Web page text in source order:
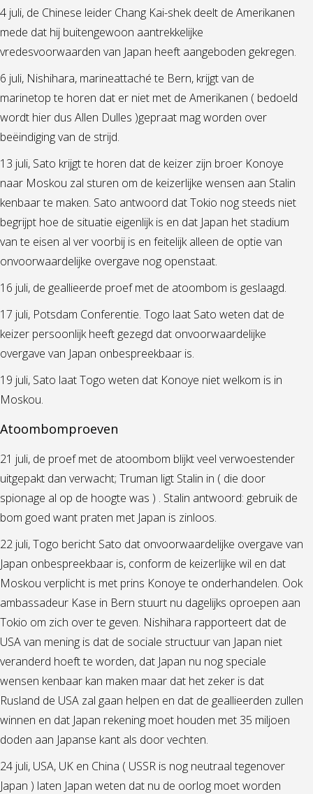
4 juli, de Chinese leider Chang Kai-shek deelt de Amerikanen
mede dat hij buitengewoon aantrekkelijke
vredesvoorwaarden van Japan heeft aangeboden gekregen.
6 juli, Nishihara, marineattaché te Bern, krijgt van de
marinetop te horen dat er niet met de Amerikanen ( bedoeld
wordt hier dus Allen Dulles )gepraat mag worden over
beëindiging van de strijd.
13 juli, Sato krijgt te horen dat de keizer zijn broer Konoye
naar Moskou zal sturen om de keizerlijke wensen aan Stalin
kenbaar te maken. Sato antwoord dat Tokio nog steeds niet
begrijpt hoe de situatie eigenlijk is en dat Japan het stadium
van te eisen al ver voorbij is en feitelijk alleen de optie van
onvoorwaardelijke overgave nog openstaat.
16 juli, de geallieerde proef met de atoombom is geslaagd.
17 juli, Potsdam Conferentie. Togo laat Sato weten dat de
keizer persoonlijk heeft gezegd dat onvoorwaardelijke
overgave van Japan onbespreekbaar is.
19 juli, Sato laat Togo weten dat Konoye niet welkom is in
Moskou.
Atoombomproeven
21 juli, de proef met de atoombom blijkt veel verwoestender
uitgepakt dan verwacht; Truman ligt Stalin in ( die door
spionage al op de hoogte was ) . Stalin antwoord: gebruik de
bom goed want praten met Japan is zinloos.
22 juli, Togo bericht Sato dat onvoorwaardelijke overgave van
Japan onbespreekbaar is, conform de keizerlijke wil en dat
Moskou verplicht is met prins Konoye te onderhandelen. Ook
ambassadeur Kase in Bern stuurt nu dagelijks oproepen aan
Tokio om zich over te geven. Nishihara rapporteert dat de
USA van mening is dat de sociale structuur van Japan niet
veranderd hoeft te worden, dat Japan nu nog speciale
wensen kenbaar kan maken maar dat het zeker is dat
Rusland de USA zal gaan helpen en dat de geallieerden zullen
winnen en dat Japan rekening moet houden met 35 miljoen
doden aan Japanse kant als door vechten.
24 juli, USA, UK en China ( USSR is nog neutraal tegenover
Japan ) laten Japan weten dat nu de oorlog moet worden